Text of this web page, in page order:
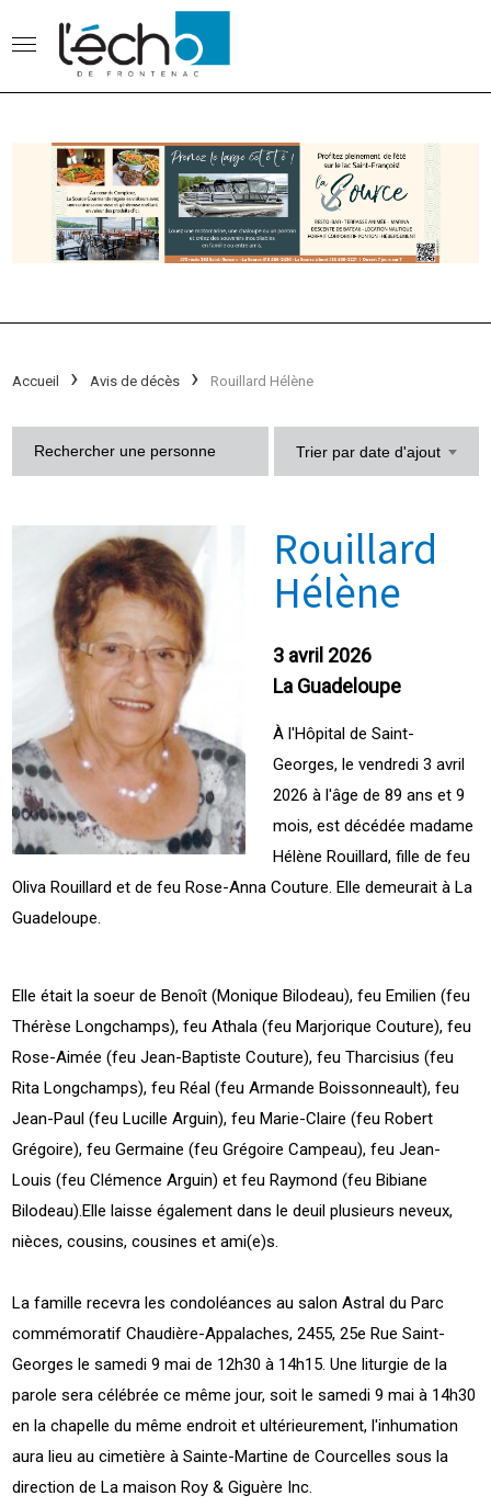
Accueil Avis de décès Rouillard Hélène
Trier par date d'ajout
Rouillard
Hélène
3 avril 2026
La Guadeloupe
À l'Hôpital de Saint-
Georges, le vendredi 3 avril
2026 à l'âge de 89 ans et 9
mois, est décédée madame
Hélène Rouillard, fille de feu
Oliva Rouillard et de feu Rose-Anna Couture. Elle demeurait à La
Guadeloupe.
Elle était la soeur de Benoît (Monique Bilodeau), feu Emilien (feu
Thérèse Longchamps), feu Athala (feu Marjorique Couture), feu
Rose-Aimée (feu Jean-Baptiste Couture), feu Tharcisius (feu
Rita Longchamps), feu Réal (feu Armande Boissonneault), feu
Jean-Paul (feu Lucille Arguin), feu Marie-Claire (feu Robert
Grégoire), feu Germaine (feu Grégoire Campeau), feu Jean-
Louis (feu Clémence Arguin) et feu Raymond (feu Bibiane
Bilodeau).Elle laisse également dans le deuil plusieurs neveux,
nièces, cousins, cousines et ami(e)s.
La famille recevra les condoléances au salon Astral du Parc
commémoratif Chaudière-Appalaches, 2455, 25e Rue Saint-
Georges le samedi 9 mai de 12h30 à 14h15. Une liturgie de la
parole sera célébrée ce même jour, soit le samedi 9 mai à 14h30
en la chapelle du même endroit et ultérieurement, l'inhumation
aura lieu au cimetière à Sainte-Martine de Courcelles sous la
direction de La maison Roy & Giguère Inc.